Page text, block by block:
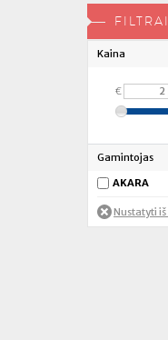
FILTRAI
Kaina
€
Gamintojas
AKARA